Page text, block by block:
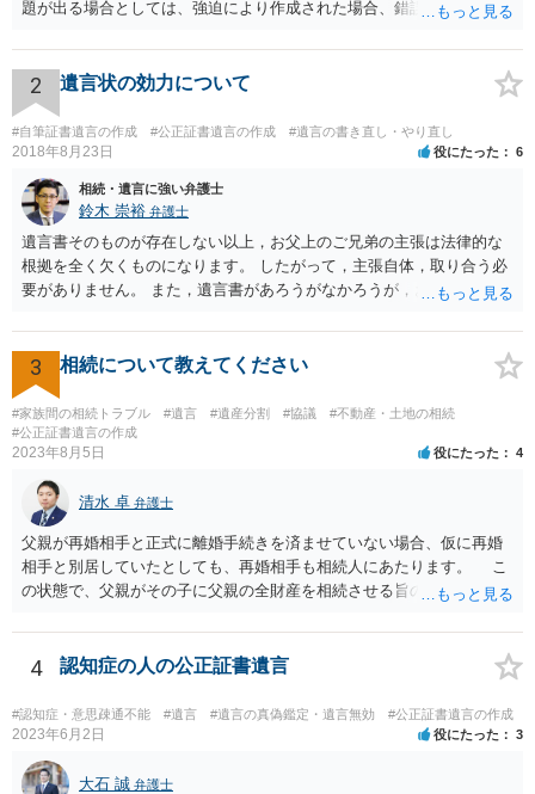
題が出る場合としては、強迫により作成された場合、錯誤（勘違い）
すが、弁護士に作成を依頼する場合は、１０～数十万円程度になるケ
ースが多いと思います。 報酬体系は、弁護士ごとに異なりますので一
律の基準はありません。
2 遺言状の効力について
#自筆証書遺言の作成 #公正証書遺言の作成 #遺言の書き直し・やり直し
2018年8月23日 役にたった 6
相続・遺言に強い弁護士
鈴木 崇裕 弁護士
遺言書そのものが存在しない以上，お父上のご兄弟の主張は法律的な
根拠を全く欠くものになります。 したがって，主張自体，取り合う必
要がありません。 また，遺言書があろうがなかろうが，お父上のご兄
ご回答にもありますが， 代理人弁護士をたてて，その弁護士から相手
方に対して， ・相続に関する主張は法的根拠がなく，一切応じないこ
と ・今後一切の連絡をしてこないでほしいこと ・連絡を継続してくる
ようであれば警察への通報や法的措置も辞さないこと などを記載した
書面を発送してもらうことがよろしいように思います。
3 相続について教えてください
#家族間の相続トラブル #遺言 #遺産分割 #協議
#不動産・土地の相続
#公正証書遺言の作成
2023年8月5日 役にたった 4
清水 卓 弁護士
父親が再婚相手と正式に離婚手続きを済ませていない場合、仮に再婚
相手と別居していたとしても、再婚相手も相続人にあたります。 こ
の状態で、父親がその子に父親の全財産を相続させる旨の公正証書遺
が、再婚相手の遺留分を侵害しているため、再婚相手から相続人
（子）に対して遺留分侵害額請求権が行使される可能性があります。
お悩みのようであれば、問題の当事者であるお父様本人がお住まい
の地域等の弁護士に直接相談してみるのが望ましいように思います。
【参考】民法 （遺留分侵害額の請求） 第千四十六条 遺留分権利者及
びその承継人は、受遺者（特定財産承継遺言により財産を承継し又は
相続分の指定を受けた相続人を含む。以下この章において同じ。）又
4 認知症の人の公正証書遺言
#認知症・意思疎通不能 #遺言 #遺言の真偽鑑定・遺言無効 #公正証書遺言の作成
2023年6月2日 役にたった 3
大石 誠 弁護士